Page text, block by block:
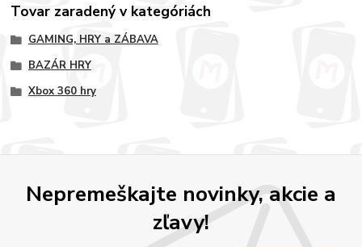
Tovar zaradený v kategóriách
GAMING, HRY a ZÁBAVA
BAZÁR HRY
Xbox 360 hry
Nepremeškajte novinky, akcie a
zľavy!